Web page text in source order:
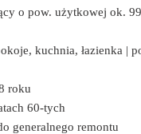
o pow. użytkowej ok.
kuchnia, łazienka |
roku
60-tych
generalnego remontu